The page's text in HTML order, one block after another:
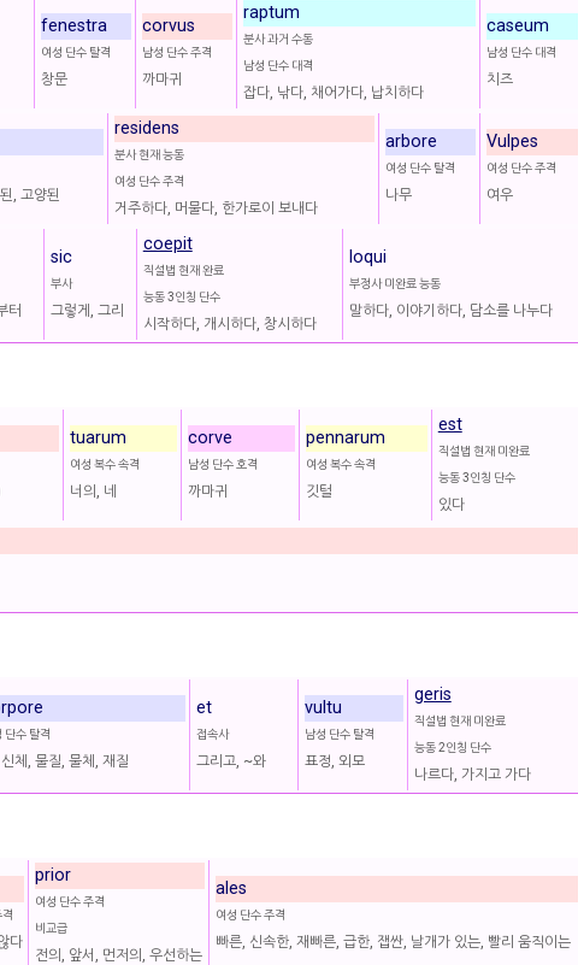
fenestra
여성 단수 탈격
창문
corvus
남성 단수 주격
까마귀
raptum
분사 과거 수동
남성 단수 대격
잡다, 낚다, 채어가다, 납치하다
caseum
남성 단수 대격
치즈
, 고양된
residens
분사 현재 능동
여성 단수 주격
거주하다, 머물다, 한가로이 보내다
arbore
여성 단수 탈격
나무
Vulpes
여성 단수 주격
여우
터
sic
부사
그렇게, 그리
coepit
직설법 현재 완료
능동 3인칭 단수
시작하다, 개시하다, 창시하다
loqui
부정사 미완료 능동
말하다, 이야기하다, 담소를 나누다
tuarum
여성 복수 속격
너의, 네
corve
남성 단수 호격
까마귀
pennarum
여성 복수 속격
깃털
est
직설법 현재 미완료
능동 3인칭 단수
있다
단수 탈격
체, 물질, 물체, 재질
et
접속사
그리고, ~와
vultu
남성 단수 탈격
표정, 외모
geris
직설법 현재 미완료
능동 2인칭 단수
나르다, 가지고 가다
격
다
prior
여성 단수 주격
비교급
전의, 앞서, 먼저의, 우선하는
ales
여성 단수 주격
빠른, 신속한, 재빠른, 급한, 잽싼, 날개가 있는, 빨리 움직이는